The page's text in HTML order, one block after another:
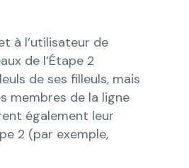
à l’utilisateur de
de l’Étape 2
de ses filleuls, mais
membres de la ligne
également leur
2 (par exemple,